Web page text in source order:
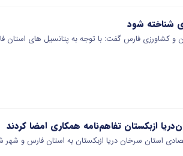
شناخته شود
و کشاورزی فارس گفت: با توجه به پتانسیل های استان
ازبکستان تفاهم‌نامه همکاری امضا کردند
استان سرخان‌ دریا ازبکستان به استان فارس و شهر